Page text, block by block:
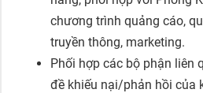
chương trình quảng cáo,
truyền thông, marketing.
Phối hợp các bộ phận liên
đề khiếu nại/phản hồi của